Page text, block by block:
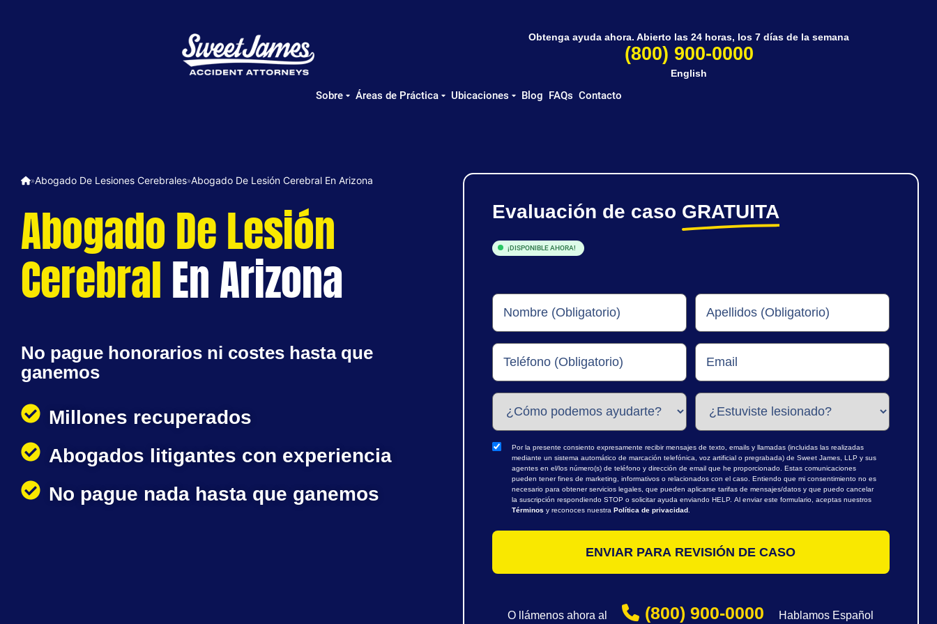
Sobre Áreas de Práctica Ubicaciones Blog FAQs Contacto
Obtenga ayuda ahora. Abierto las 24 horas, los 7 días de la semana
(800) 900-0000
English
»Abogado De Lesiones Cerebrales»Abogado De Lesión Cerebral En Arizona
Abogado De Lesión
CerebralEn Arizona
No pague honorarios ni costes hasta que
ganemos
Millones recuperados
Abogados litigantes con experiencia
No pague nada hasta que ganemos
Evaluación de caso GRATUITA
¡DISPONIBLE AHORA!
Por la presente consiento expresamente recibir mensajes de texto, emails y llamadas (incluidas las realizadas
mediante un sistema automático de marcación telefónica, voz artificial o pregrabada) de Sweet James, LLP y sus
agentes en el/los número(s) de teléfono y dirección de email que he proporcionado. Estas comunicaciones
pueden tener fines de marketing, informativos o relacionados con el caso. Entiendo que mi consentimiento no es
necesario para obtener servicios legales, que pueden aplicarse tarifas de mensajes/datos y que puedo cancelar
la suscripción respondiendo STOP o solicitar ayuda enviando HELP. Al enviar este formulario, aceptas nuestros
Términos y reconoces nuestra Política de privacidad .
O llámenos ahora al (800) 900-0000 Hablamos Español